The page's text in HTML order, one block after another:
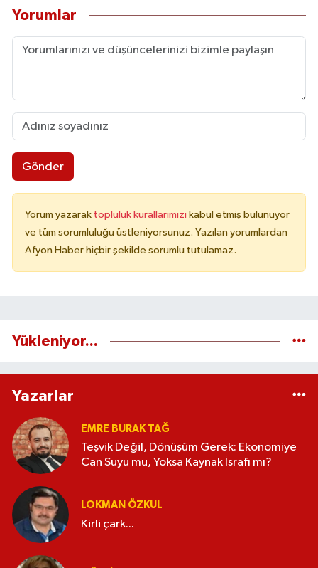
Yorumlar
Gönder
Yorum yazarak topluluk kurallarımızı kabul etmiş bulunuyor
ve tüm sorumluluğu üstleniyorsunuz. Yazılan yorumlardan
Afyon Haber hiçbir şekilde sorumlu tutulamaz.
Yükleniyor...
Yazarlar
EMRE BURAK TAĞ
Teşvik Değil, Dönüşüm Gerek: Ekonomiye
Can Suyu mu, Yoksa Kaynak İsrafı mı?
LOKMAN ÖZKUL
Kirli çark...